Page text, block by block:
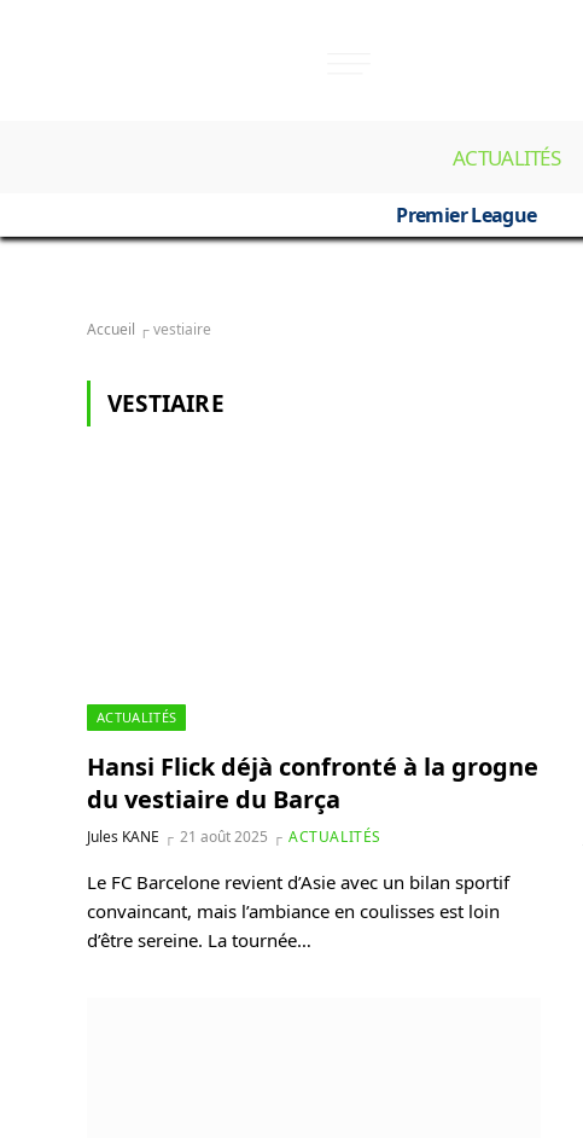
ACTUALITÉS
Premier League
Accueil ┌vestiaire
VESTIAIRE
ACTUALITÉS
Hansi Flick déjà confronté à la grogne
du vestiaire du Barça
Jules KANE 21 août 2025 ACTUALITÉS
Le FC Barcelone revient d’Asie avec un bilan sportif
convaincant, mais l’ambiance en coulisses est loin
d’être sereine. La tournée…